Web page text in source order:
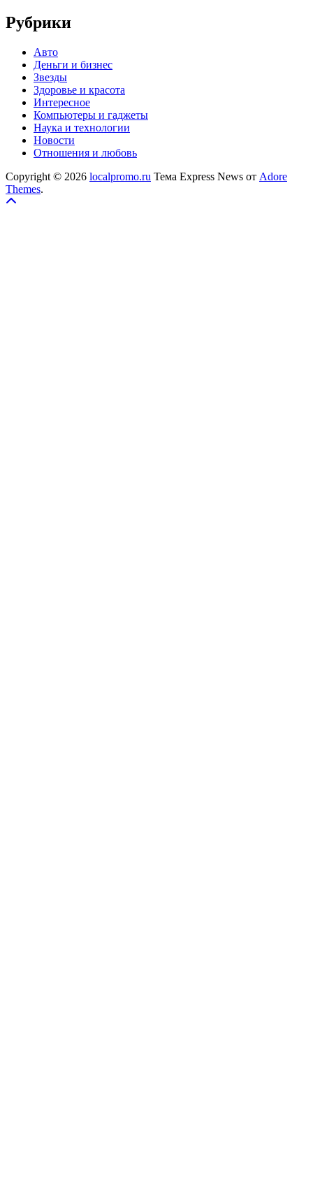
Рубрики
Авто
Деньги и бизнес
Звезды
Здоровье и красота
Интересное
Компьютеры и гаджеты
Наука и технологии
Новости
Отношения и любовь
Copyright © 2026 localpromo.ru Тема Express News от Adore
Themes.